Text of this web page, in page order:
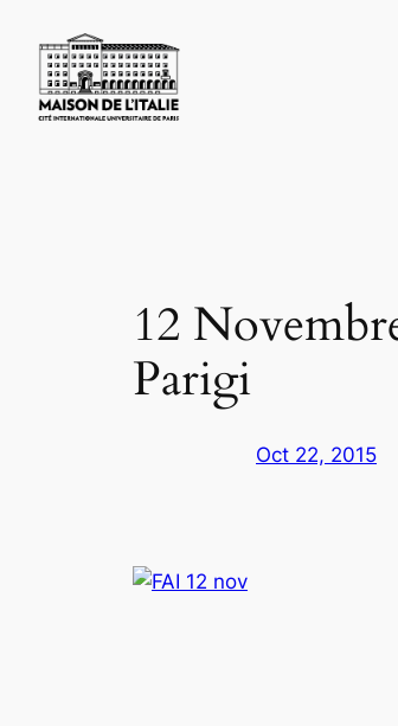
content
12
Parigi
Oct 22, 2015